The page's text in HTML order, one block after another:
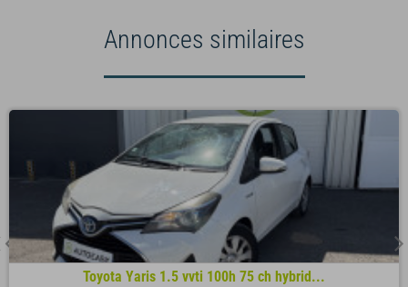
Annonces similaires
Toyota Yaris 1.5 vvti 100h 75 ch hybrid...